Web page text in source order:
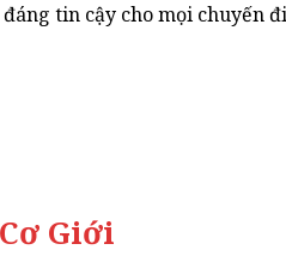
tin cậy cho mọi chuyến
Giới